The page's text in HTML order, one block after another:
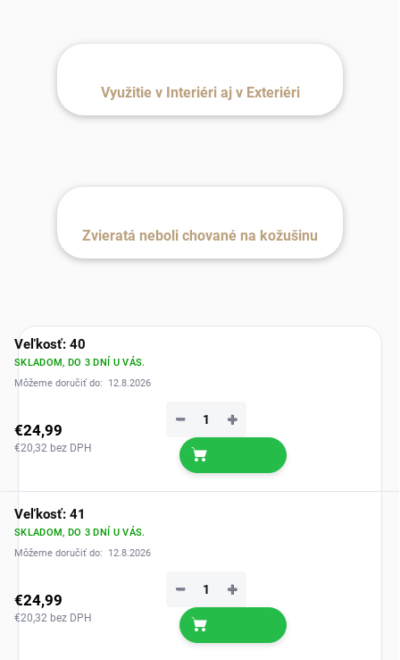
Využitie v Interiéri aj v Exteriéri
Zvieratá neboli chované na kožušinu
Veľkosť: 40
SKLADOM, DO 3 DNÍ U VÁS.
Môžeme doručiť do:
12.8.2026
€24,99
€20,32 bez DPH
+
−
Veľkosť: 41
SKLADOM, DO 3 DNÍ U VÁS.
Môžeme doručiť do:
12.8.2026
€24,99
€20,32 bez DPH
+
−